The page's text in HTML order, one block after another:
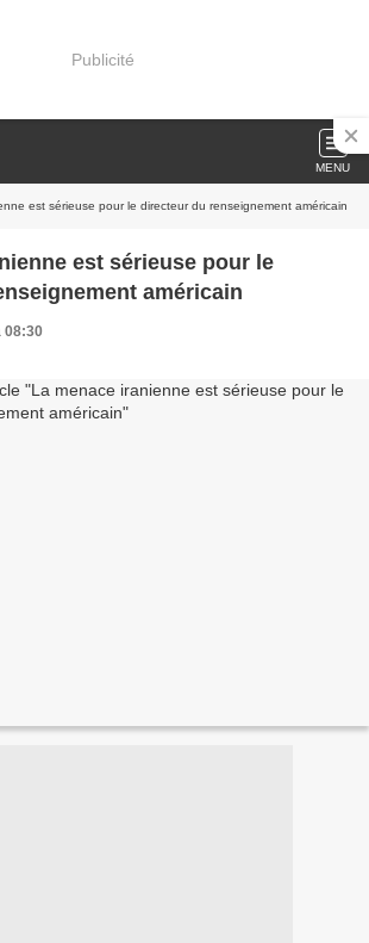
Publicité
MENU
est sérieuse pour le directeur du renseignement américain
est sérieuse pour le
américain
08:30